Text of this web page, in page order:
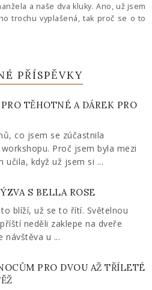
a naše dva kluky. Ano, už jsem
trochu vyplašená, tak proč se o to
PŘÍSPĚVKY
TĚHOTNÉ A DÁREK PRO
co jsem se zúčastnila
Proč jsem byla mezi
učila, když už jsem si ...
S BELLA ROSE
blíží, už se to řítí. Světelnou
neděli zaklepe na dveře
návštěva u ...
PRO DVOU AŽ TŘÍLETÉ